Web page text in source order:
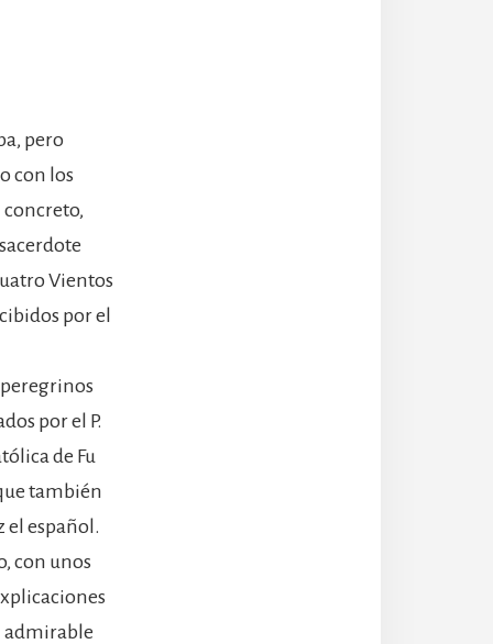
pero
con los
concreto,
Vientos
por el
por el P.
de Fu
también
el español.
con unos
admirable